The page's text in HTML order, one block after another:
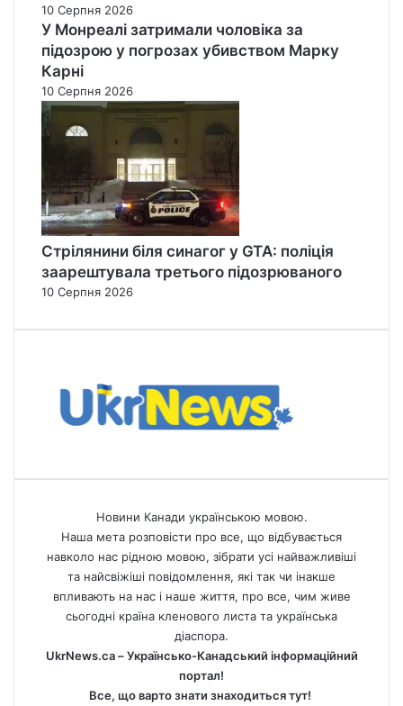
10 Серпня 2026
У Монреалі затримали чоловіка за
підозрою у погрозах убивством Марку
Карні
10 Серпня 2026
Стрілянини біля синагог у GTA: поліція
заарештувала третього підозрюваного
10 Серпня 2026
Новини Канади українською мовою.
Наша мета розповісти про все, що відбувається
навколо нас рідною мовою, зібрати усі найважливіші
та найсвіжіші повідомлення, які так чи інакше
впливають на нас і наше життя, про все, чим живе
сьогодні країна кленового листа та українська
діаспора.
UkrNews.ca – Українсько-Канадський інформаційний
портал!
Все, що варто знати знаходиться тут!